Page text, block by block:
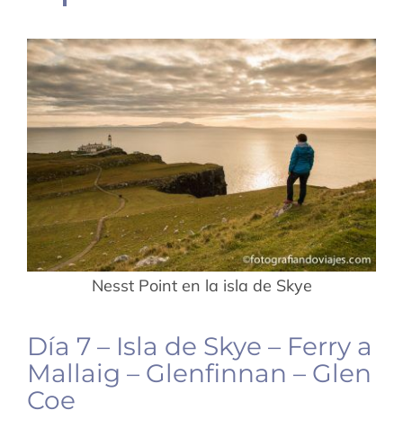
Nesst Point en la isla de Skye
Día 7 – Isla de Skye – Ferry a
Mallaig – Glenfinnan – Glen
Coe